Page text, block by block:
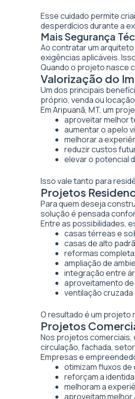
Esse cuidado permite
desperdícios durante a
Mais Segurança
Ao contratar um
exigências aplicáveis.
Quando o projeto nasce
Valorização do
Um dos principais
próprio, venda ou
Em Aripuanã, MT, um
aproveitar melhor
aumentar o apelo
melhorar a
reduzir custos
elevar o potencial
Isso vale tanto para
Projetos
Para quem deseja
solução é pensada
Entre as possibilidades,
casas térreas e
casas de alto
reformas
ampliação de
integração entre
aproveitamento de
ventilação
O resultado é um projeto
Projetos
Nos projetos comerciais,
circulação, fachada,
Empresas e
otimizam fluxos de
reforçam a
melhoram a
aproveitam melhor